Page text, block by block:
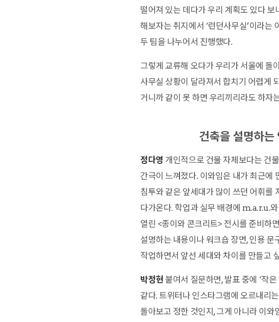
떨어져 있는 데다가 우리 계획도 있다
해보자는 취지에서 ‘런던사무실’이라는
두 팀을 나누어서 진행했다.
그렇게 교류해 오다가 우리가 서울에 돌
사무실 상황이 달라져서 합치기 어렵게
거니까 같이 못 하면 우리끼리라도 하자
건축을 설명하는
정다영 개인적으로 건물 자체보다는 건
간극이 느껴졌다. 이와임은 내가 최근에
침투와 같은 앞세대가 많이 쓰던 어휘를
다가온다. 학업과 실무 배경에 m.a.r.u.
열린 <종이와 콘크리트> 전시를 준비하
설명하는 내용이나 워크숍 장면, 인용
작업하면서 앞선 세대와 차이를 만들고
박정현 붙여서 질문하면, 발표 중에 ‘작
같다. 트위터나 인스타그램에 오르내리
돌아보고 정한 것인지, 그게 아니라 이와